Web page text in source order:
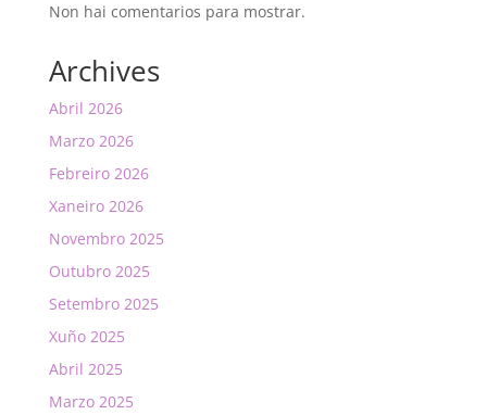
Non hai comentarios para mostrar.
Archives
Abril 2026
Marzo 2026
Febreiro 2026
Xaneiro 2026
Novembro 2025
Outubro 2025
Setembro 2025
Xuño 2025
Abril 2025
Marzo 2025